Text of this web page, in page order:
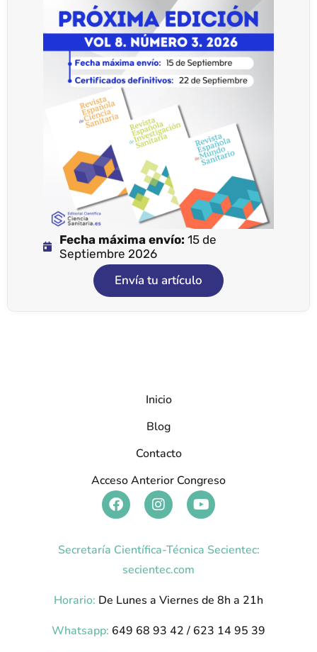
Fecha máxima envío: 15 de
Septiembre 2026
Envía tu artículo
Inicio
Blog
Contacto
Acceso Anterior Congreso
Secretaría Científica-Técnica Secientec:
secientec.com
Horario: De Lunes a Viernes de 8h a 21h
Whatsapp: 649 68 93 42 / 623 14 95 39